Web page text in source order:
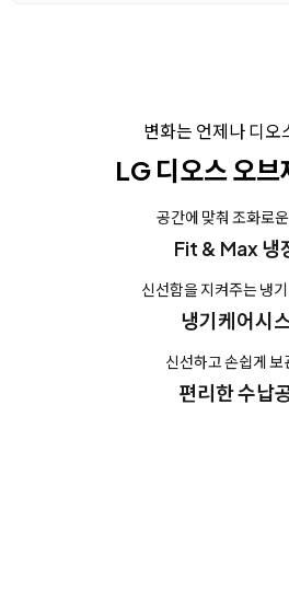
변화는 언제나 디오
LG 디오스 오브
공간에 맞춰 조화로
Fit & Max 냉
신선함을 지켜주는 냉
냉기케어시
신선하고 손쉽게 보
편리한 수납